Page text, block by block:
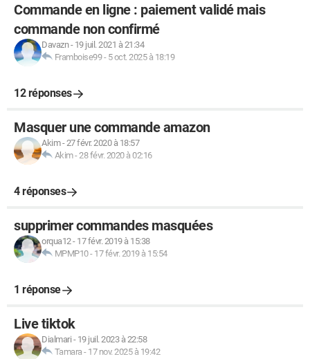
Commande en ligne : paiement validé mais
commande non confirmé
Davazn- 19 juil. 2021 à 21:34
Framboise99- 5 oct. 2025 à 18:19
12 réponses
Masquer une commande amazon
Akim-27 févr. 2020 à 18:57
Akim-28 févr. 2020 à 02:16
4 réponses
supprimer commandes masquées
orqua12- 17 févr. 2019 à 15:38
MPMP10- 17 févr. 2019 à 15:54
1 réponse
Live tiktok
Dialmari - 19 juil. 2023 à 22:58
Tamara - 17 nov. 2025 à 19:42